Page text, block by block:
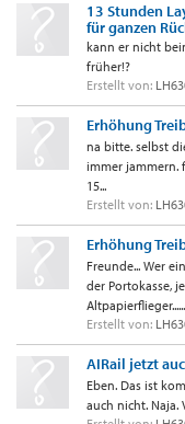
13 Stunden
für ganzen
kann er nicht
früher!?
Erstellt von:
Erhöhung
na bitte. selbst
immer jammern.
15...
Erstellt von:
Erhöhung
Freunde... Wer
der Portokasse,
Altpapierflieger......
Erstellt von:
AIRail jetzt
Eben. Das ist
auch nicht. Naja.